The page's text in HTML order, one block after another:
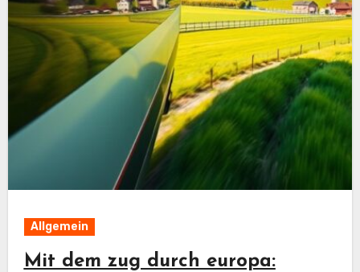
Allgemein
Mit dem zug durch europa: